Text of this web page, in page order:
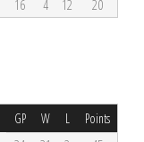
16 4 12 20
GP W L Points